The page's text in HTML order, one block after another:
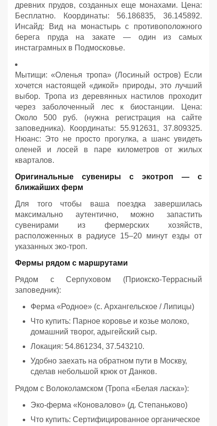
древних прудов, созданных еще монахами. Цена:
Бесплатно. Координаты: 56.186835, 36.145892.
Инсайд: Вид на монастырь с противоположного
берега пруда на закате — один из самых
инстаграмных в Подмосковье.
Мытищи: «Оленья тропа» (Лосиный остров) Если
хочется настоящей «дикой» природы, это лучший
выбор. Тропа из деревянных настилов проходит
через заболоченный лес к биостанции. Цена:
Около 500 руб. (нужна регистрация на сайте
заповедника). Координаты: 55.912631, 37.809325.
Нюанс: Это не просто прогулка, а шанс увидеть
оленей и лосей в паре километров от жилых
кварталов.
Оригинальные сувениры с экотроп — с
ближайших ферм
Для того чтобы ваша поездка завершилась
максимально аутентично, можно запастить
сувенирами из фермерских хозяйств,
расположенных в радиусе 15–20 минут езды от
указанных эко-троп.
Фермы рядом с маршрутами
Рядом с Серпуховом (Приокско-Террасный
заповедник):
Ферма «Родное» (с. Архангельское / Липицы)
Что купить: Парное коровье и козье молоко,
домашний творог, адыгейский сыр.
Локация: 54.861234, 37.543210.
Удобно заехать на обратном пути в Москву,
сделав небольшой крюк от Данков.
Рядом с Волоколамском (Тропа «Белая ласка»):
Эко-ферма «Коновалово» (д. Степаньково)
Что купить: Сертифицированное органическое